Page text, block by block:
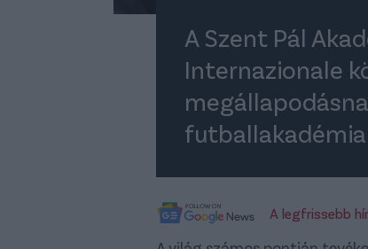
A Szent Pál
Internazionale
A legfrissebb